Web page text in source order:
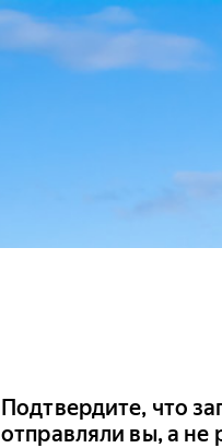
Подтвердите, что
отправляли вы, а не